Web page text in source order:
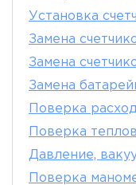
Установка
Замена
Замена
Замена
Поверка
Поверка
Давление,
Поверка